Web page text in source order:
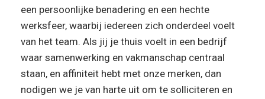
een persoonlijke benadering en een hechte
werksfeer, waarbij iedereen zich onderdeel voelt
van het team. Als jij je thuis voelt in een bedrijf
waar samenwerking en vakmanschap centraal
staan, en affiniteit hebt met onze merken, dan
nodigen we je van harte uit om te solliciteren en